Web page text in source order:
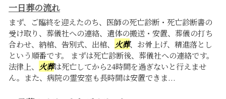
一日葬の流れ
まず、ご臨終を迎えたのち、医師の死亡診断・死亡診断書の
受け取り、葬儀社への連絡、遺体の搬送・安置、葬儀の打ち
合わせ、納棺、告別式、出棺、
火葬、お骨上げ、精進落とし
という順番です。 まずは死亡診断後、葬儀社への連絡です。
法律上、
火葬は死亡してから24時間を過ぎないと行えませ
ん。また、病院の霊安室も長時間は安置できま...